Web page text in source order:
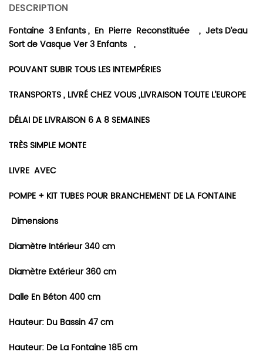
DESCRIPTION
Fontaine 3 Enfants , En Pierre Reconstituée , Jets D’eau
Sort de Vasque Ver 3 Enfants ,
POUVANT SUBIR TOUS LES INTEMPÉRIES
TRANSPORTS , LIVRÉ CHEZ VOUS ,LIVRAISON TOUTE L’EUROPE
DÉLAI DE LIVRAISON 6 A 8 SEMAINES
TRÈS SIMPLE MONTE
LIVRE AVEC
POMPE + KIT TUBES POUR BRANCHEMENT DE LA FONTAINE
Dimensions
Diamètre Intérieur 340 cm
Diamètre Extérieur 360 cm
Dalle En Béton 400 cm
Hauteur: Du Bassin 47 cm
Hauteur: De La Fontaine 185 cm